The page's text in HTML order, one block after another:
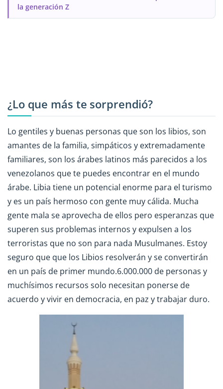
la generación Z
¿Lo que más te sorprendió?
Lo gentiles y buenas personas que son los libios, son
amantes de la familia, simpáticos y extremadamente
familiares, son los árabes latinos más parecidos a los
venezolanos que te puedes encontrar en el mundo
árabe. Libia tiene un potencial enorme para el turismo
y es un país hermoso con gente muy cálida. Mucha
gente mala se aprovecha de ellos pero esperanzas que
superen sus problemas internos y expulsen a los
terroristas que no son para nada Musulmanes. Estoy
seguro que que los Libios resolverán y se convertirán
en un país de primer mundo.6.000.000 de personas y
muchísimos recursos solo necesitan ponerse de
acuerdo y vivir en democracia, en paz y trabajar duro.